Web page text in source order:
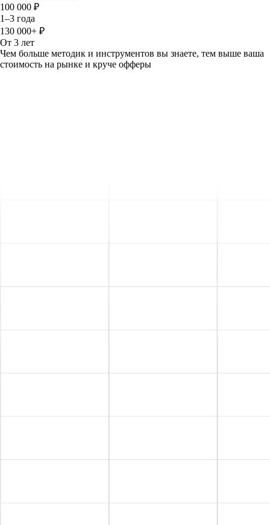
100 000 ₽
1–3 года
130 000+ ₽
От 3 лет
Чем больше методик и инструментов вы знаете, тем выше ваша
стоимость на рынке и круче офферы